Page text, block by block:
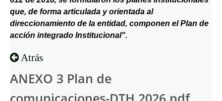
que, de forma articulada y orientada al
direccionamiento de la entidad, componen el Plan de
acción integrado Institucional".
Atrás
ANEXO 3 Plan de